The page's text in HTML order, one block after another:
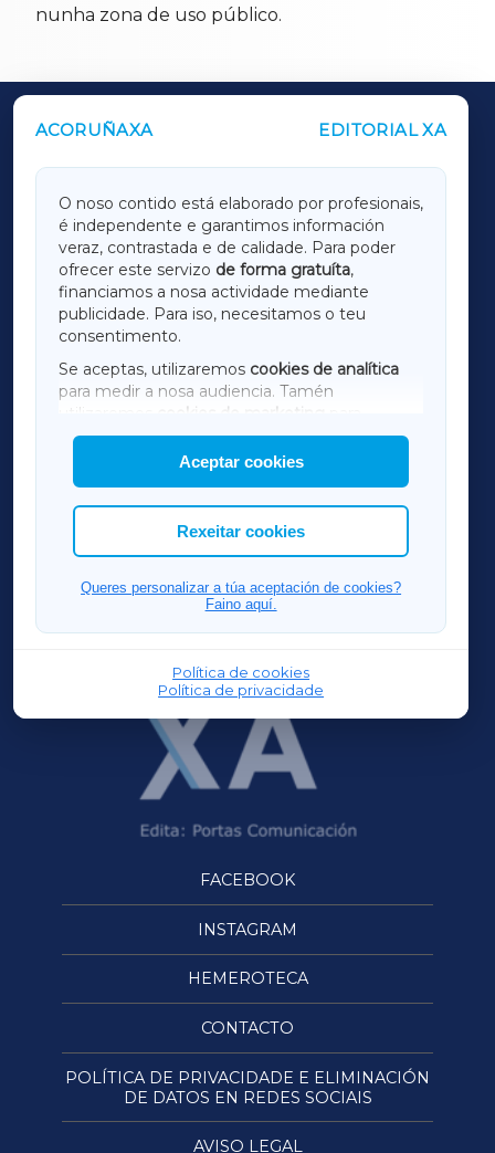
nunha zona de uso público.
ACORUÑAXA EDITORIAL XA
O noso contido está elaborado por profesionais,
é independente e garantimos información
veraz, contrastada e de calidade. Para poder
ofrecer este servizo de forma gratuíta,
financiamos a nosa actividade mediante
publicidade. Para iso, necesitamos o teu
consentimento.
Se aceptas, utilizaremos cookies de analítica
para medir a nosa audiencia. Tamén
utilizaremos
cookies de marketing
mostrar publicidade de terceiros.
Así mesmo, podes personalizar a elección das
cookies que desexas permitir.
Aceptar cookies
Rexeitar cookies
Queres personalizar a túa aceptación de cookies?
Faino aquí.
Política de cookies
Política de privacidade
OUTROS PERIÓDICOS
LUGOXA
TERRACHAXA
AMARIÑAXA
RIBEIRASACRAXA
ACORUÑAXA
FERROLXA
OURENSEXA
FACEBOOK
INSTAGRAM
HEMEROTECA
CONTACTO
POLÍTICA DE PRIVACIDADE E ELIMINACIÓN
DE DATOS EN REDES SOCIAIS
AVISO LEGAL